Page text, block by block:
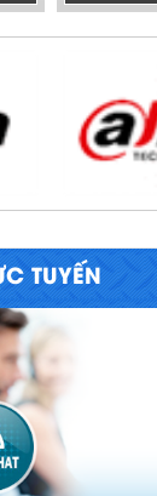
TUYẾN